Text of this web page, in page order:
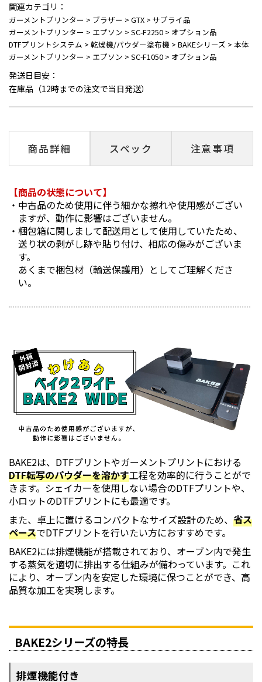
関連カテゴリ：
ガーメントプリンター > ブラザー > GTX > サプライ品
ガーメントプリンター > エプソン > SC-F2250 > オプション品
DTFプリントシステム > 乾燥機/パウダー塗布機 > BAKEシリーズ > 本体
ガーメントプリンター > エプソン > SC-F1050 > オプション品
発送日目安：
在庫品（12時までの注文で当日発送）
商品詳細 スペック 注意事項
【商品の状態について】
中古品のため使用に伴う細かな擦れや使用感がござい
ますが、動作に影響はございません。
梱包箱に関しまして配送用として使用していたため、
送り状の剥がし跡や貼り付け、相応の傷みがございま
す。
あくまで梱包材（輸送保護用）としてご理解くださ
い。
BAKE2は、DTFプリントやガーメントプリントにおける
DTF転写のパウダーを溶かす工程を効率的に行うことがで
きます。シェイカーを使用しない場合のDTFプリントや、
小ロットのDTFプリントにも最適です。
また、卓上に置けるコンパクトなサイズ設計のため、 省ス
ペースでDTFプリントを行いたい方におすすめです。
BAKE2には排煙機能が搭載されており、オーブン内で発生
する蒸気を適切に排出する仕組みが備わっています。これ
により、オーブン内を安定した環境に保つことができ、高
品質な加工を実現します。
BAKE2シリーズの特長
排煙機能付き